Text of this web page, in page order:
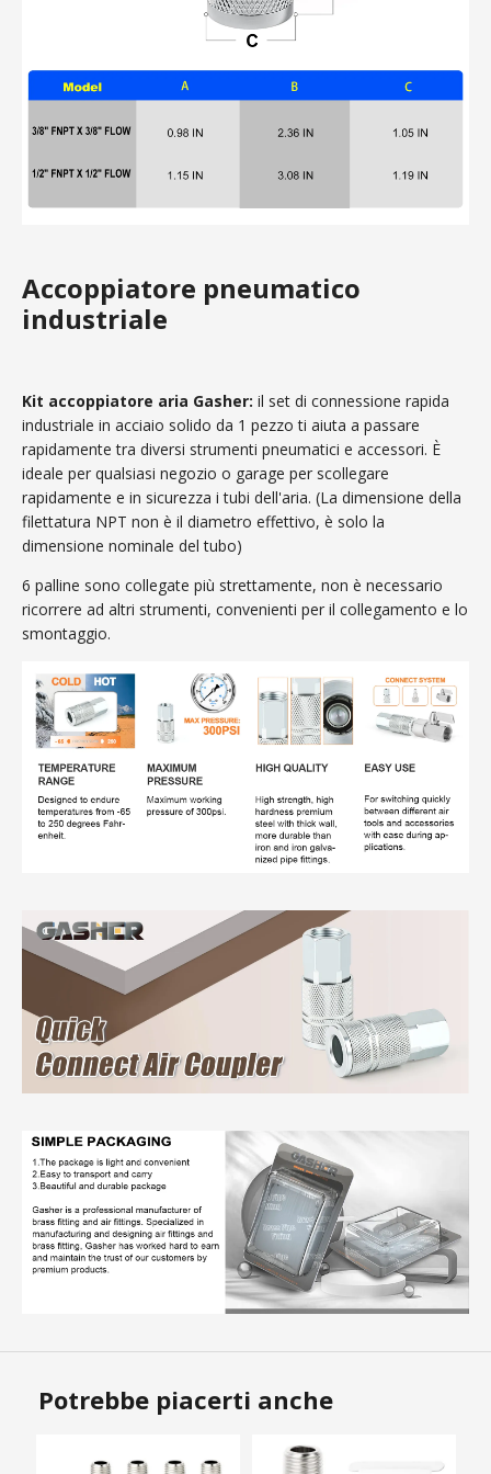
Accoppiatore pneumatico
industriale
Kit accoppiatore aria Gasher: il set di connessione rapida
industriale in acciaio solido da 1 pezzo ti aiuta a passare
rapidamente tra diversi strumenti pneumatici e accessori. È
ideale per qualsiasi negozio o garage per scollegare
rapidamente e in sicurezza i tubi dell'aria. (La dimensione della
filettatura NPT non è il diametro effettivo, è solo la
dimensione nominale del tubo)
6 palline sono collegate più strettamente, non è necessario
ricorrere ad altri strumenti, convenienti per il collegamento e lo
smontaggio.
Potrebbe piacerti anche